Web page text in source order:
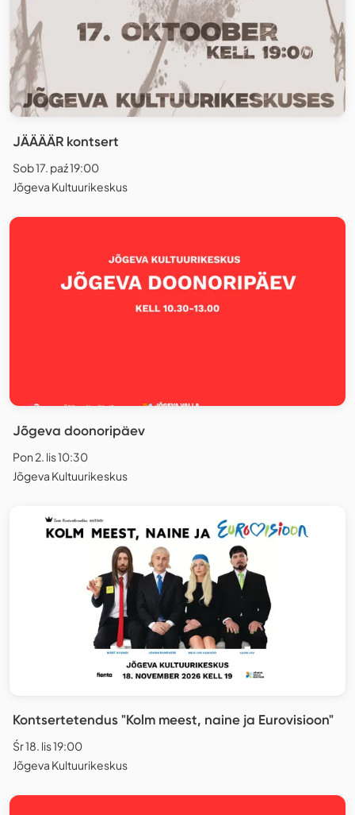
JÄÄÄÄR kontsert
Sob 17. paź 19:00
Jõgeva Kultuurikeskus
Jõgeva doonoripäev
Pon 2. lis 10:30
Jõgeva Kultuurikeskus
Kontsertetendus "Kolm meest, naine ja Eurovisioon"
Śr 18. lis 19:00
Jõgeva Kultuurikeskus